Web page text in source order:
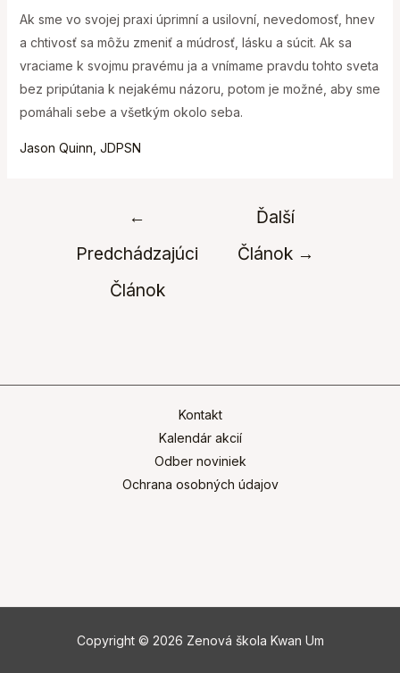
Ak sme vo svojej praxi úprimní a usilovní, nevedomosť, hnev
a chtivosť sa môžu zmeniť a múdrosť, lásku a súcit. Ak sa
vraciame k svojmu pravému ja a vnímame pravdu tohto sveta
bez pripútania k nejakému názoru, potom je možné, aby sme
pomáhali sebe a všetkým okolo seba.
Jason Quinn, JDPSN
článku
←
Predchádzajúci
Článok
Ďalší
Článok →
Kontakt
Kalendár akcií
Odber noviniek
Ochrana osobných údajov
Copyright © 2026 Zenová škola Kwan Um